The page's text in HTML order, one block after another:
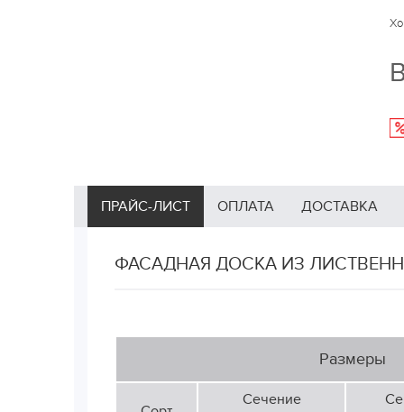
ПРАЙС-ЛИСТ ОПЛАТА ДОСТАВКА
ФАСАДНАЯ ДОСКА ИЗ
Размеры
Сечение